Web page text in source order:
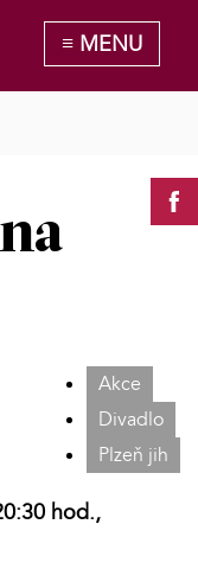
Akce
Divadlo
Plzeň jih
hod.,